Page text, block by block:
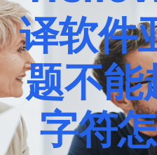
译软件
题不能
字符